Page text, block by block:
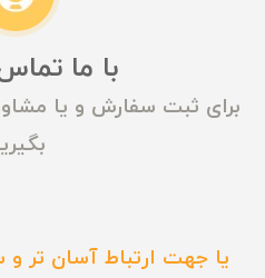
با ما
برای ثبت سفارش و یا
یا جهت ارتباط آسان تر و